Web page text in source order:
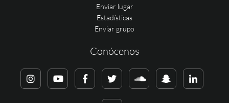
Enviar lugar
Estadísticas
Enviar grupo
Conócenos